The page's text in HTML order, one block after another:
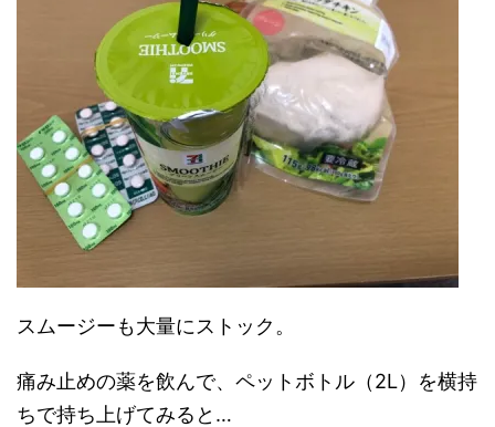
スムージーも大量にストック。
痛み止めの薬を飲んで、ペットボトル（2L）を横持
ちで持ち上げてみると…